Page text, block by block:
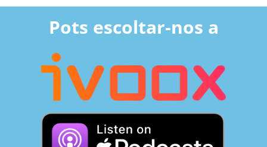
Pots escoltar-nos a